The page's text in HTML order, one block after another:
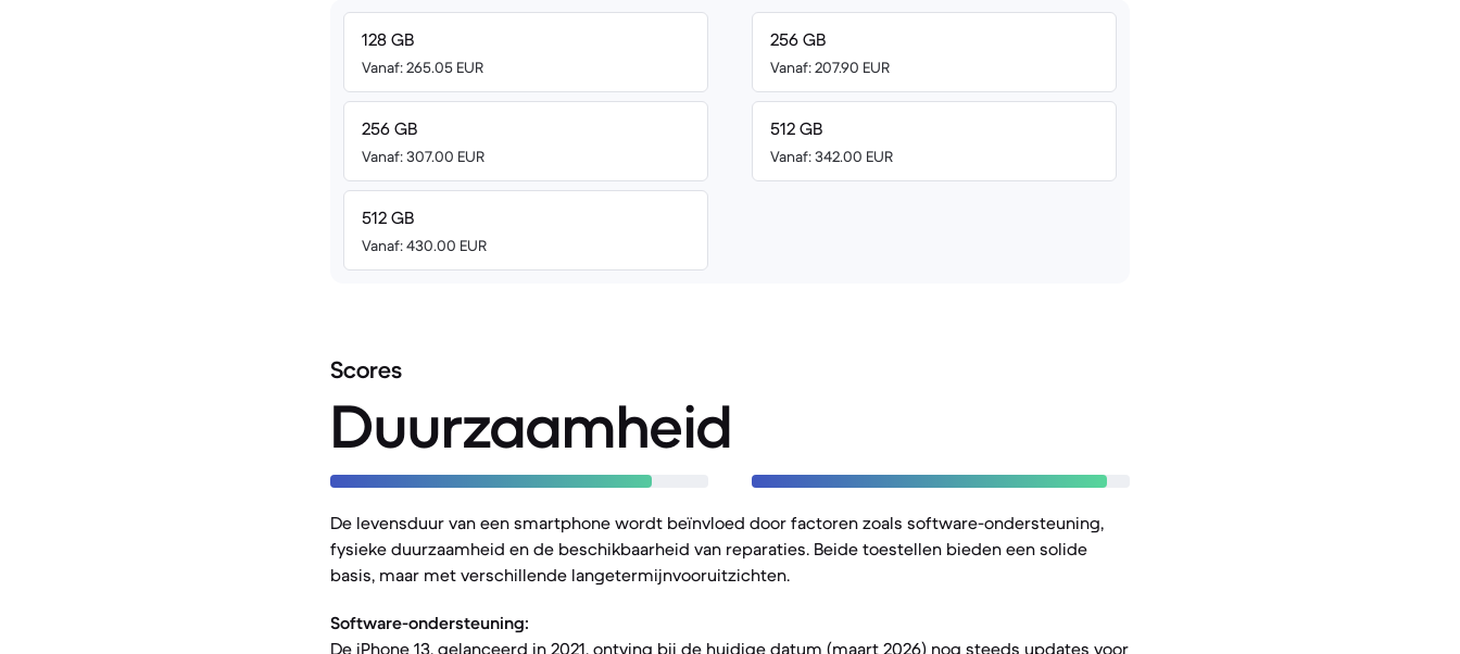
128 GB
Vanaf: 265.05 EUR
256 GB
Vanaf: 307.00 EUR
512 GB
Vanaf: 430.00 EUR
256 GB
Vanaf: 207.90 EUR
512 GB
Vanaf: 342.00 EUR
Scores
Duurzaamheid
De levensduur van een smartphone wordt beïnvloed door factoren zoals software-ondersteuning,
fysieke duurzaamheid en de beschikbaarheid van reparaties. Beide toestellen bieden een solide
basis, maar met verschillende langetermijnvooruitzichten.
Software-ondersteuning:
De iPhone 13, gelanceerd in 2021, ontving bij de huidige datum (maart 2026) nog steeds updates voor